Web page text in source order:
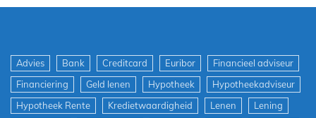
Advies Bank Creditcard Euribor
Financieel adviseur
Financiering
Geld lenen Hypotheek
Hypotheekadviseur
Hypotheek Rente
Kredietwaardigheid Lenen
Lening